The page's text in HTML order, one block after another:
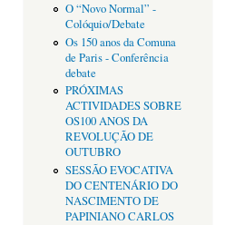
O “Novo Normal” -
Colóquio/Debate
Os 150 anos da Comuna
de Paris - Conferência
debate
PRÓXIMAS
ACTIVIDADES SOBRE
OS100 ANOS DA
REVOLUÇÃO DE
OUTUBRO
SESSÃO EVOCATIVA
DO CENTENÁRIO DO
NASCIMENTO DE
PAPINIANO CARLOS